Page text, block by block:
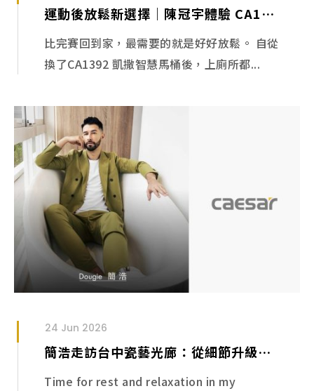
運動後放鬆新選擇｜陳冠宇體驗 CA1392 智慧馬桶
比完賽回到家，最需要的就是好好放鬆。 自從
換了CA1392 凱撒智慧馬桶後，上廁所都...
24 Jun 2026
簡浩走訪台中瓷藝光廊：從細節升級衛浴日常
Time for rest and relaxation in my